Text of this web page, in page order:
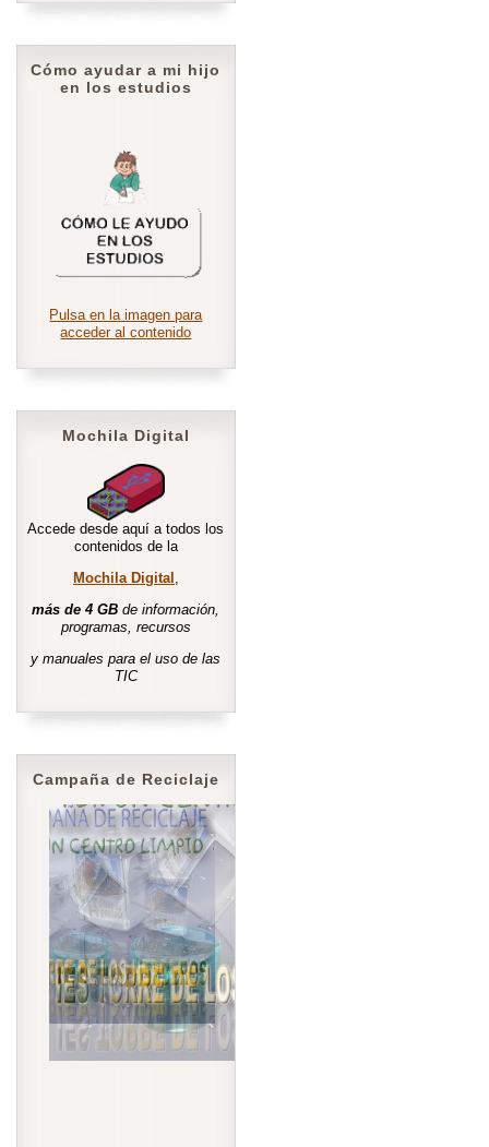
Cómo ayudar a mi hijo
en los estudios
Pulsa en la imagen para
acceder al contenido
Mochila Digital
Accede desde aquí a todos los
contenidos de la
Mochila Digital ,
más de 4 GB de información,
programas, recursos
y manuales para el uso de las
TIC
Campaña de Reciclaje